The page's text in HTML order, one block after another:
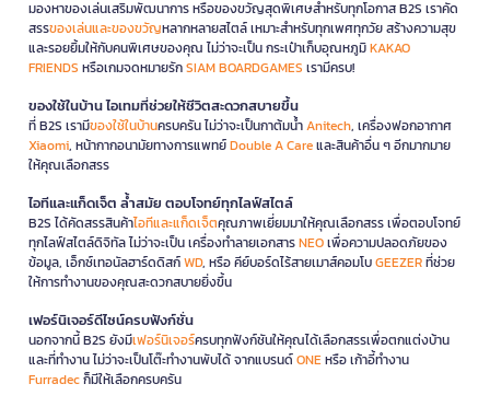
มองหาของเล่นเสริมพัฒนาการ หรือของขวัญสุดพิเศษสำหรับทุกโอกาส B2S เราคัด
สรรของเล่นและของขวัญหลากหลายสไตล์ เหมาะสำหรับทุกเพศทุกวัย สร้างความสุข
และรอยยิ้มให้กับคนพิเศษของคุณ ไม่ว่าจะเป็น กระเป๋าเก็บอุณหภูมิKAKAO
FRIENDS หรือเกมจดหมายรักSIAM BOARDGAMES เรามีครบ!
ของใช้ในบ้าน ไอเทมที่ช่วยให้ชีวิตสะดวกสบายขึ้น
ที่ B2S เรามีของใช้ในบ้านครบครัน ไม่ว่าจะเป็นกาต้มน้ำAnitech, เครื่องฟอกอากาศ
Xiaomi, หน้ากากอนามัยทางการแพทย์Double A Careและสินค้าอื่น ๆ อีกมากมาย
ให้คุณเลือกสรร
ไอทีและแก็ดเจ็ต ล้ำสมัย ตอบโจทย์ทุกไลฟ์สไตล์
B2S ได้คัดสรรสินค้าไอทีและแก็ดเจ็ตคุณภาพเยี่ยมมาให้คุณเลือกสรร เพื่อตอบโจทย์
ทุกไลฟ์สไตล์ดิจิทัล ไม่ว่าจะเป็น เครื่องทำลายเอกสารNEOเพื่อความปลอดภัยของ
ข้อมูล, เอ็กซ์เทอนัลฮาร์ดดิสก์WD, หรือ คีย์บอร์ดไร้สายเมาส์คอมโบGEEZERที่ช่วย
ให้การทำงานของคุณสะดวกสบายยิ่งขึ้น
เฟอร์นิเจอร์ดีไซน์ครบฟังก์ชั่น
นอกจากนี้ B2S ยังมีเฟอร์นิเจอร์ครบทุกฟังก์ชันให้คุณได้เลือกสรรเพื่อตกแต่งบ้าน
และที่ทำงาน ไม่ว่าจะเป็นโต๊ะทำงานพับได้ จากแบรนด์ONEหรือ เก้าอี้ทำงาน
Furradecก็มีให้เลือกครบครัน